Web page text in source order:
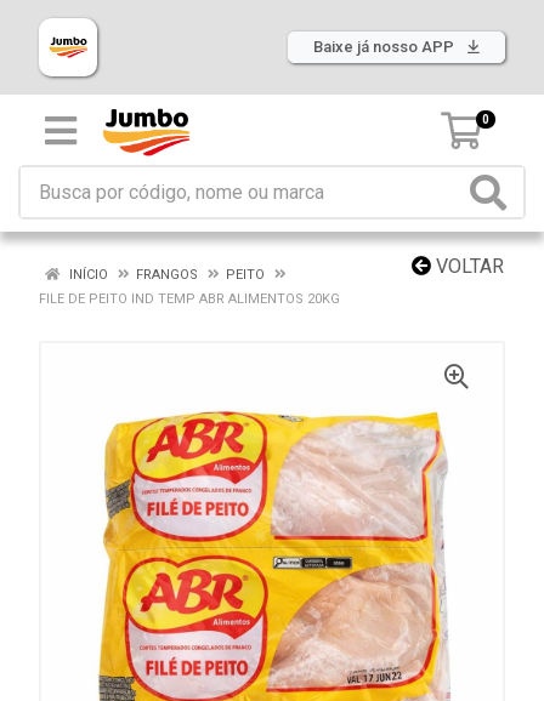
Baixe já nosso APP
0
VOLTAR
INÍCIO FRANGOS
PEITO
FILE DE PEITO IND TEMP ABR ALIMENTOS 20KG